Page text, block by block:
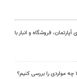
فروشگاه و انبار با
مواردی را بررسی کنیم؟